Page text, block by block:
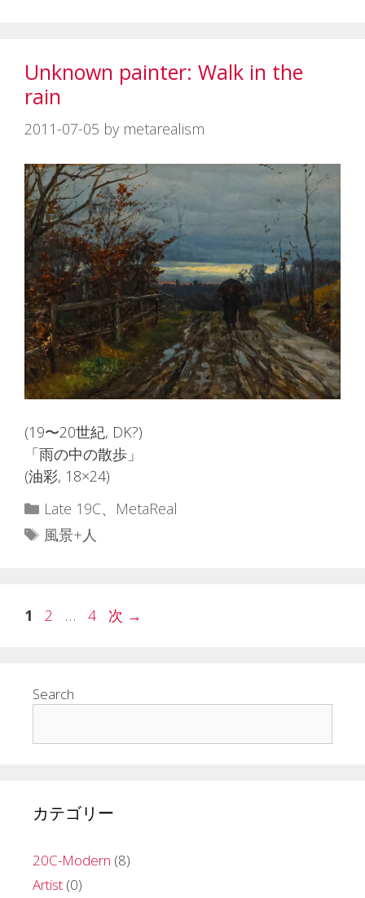
Unknown painter: Walk in the
rain
2011-07-05 by metarealism
(19〜20世紀, DK?)
「雨の中の散歩」
(油彩, 18×24)
カ
テ
Late 19C、 MetaReal
タ
風景+人
ペ
1
ペ
2 …
ペ
4 次 →
Search
カテゴリー
20C-Modern (8)
Artist (0)